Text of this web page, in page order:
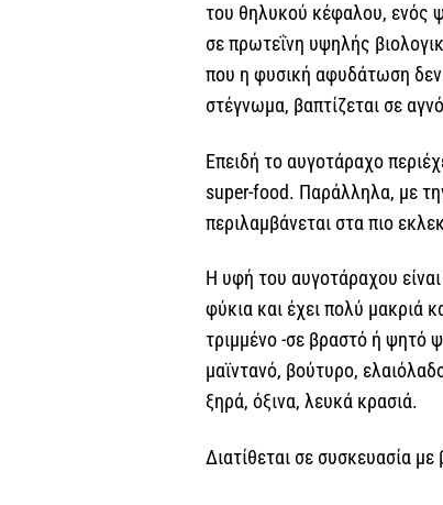
του θηλυκού κέφαλου, ενός
σε πρωτεΐνη υψηλής
που η φυσική αφυδάτωση δεν
στέγνωμα, βαπτίζεται σε
Επειδή το αυγοτάραχο
super-food. Παράλληλα, με
περιλαμβάνεται στα πιο
Η υφή του αυγοτάραχου
φύκια και έχει πολύ μακριά
τριμμένο -σε βραστό ή ψητό
μαϊντανό, βούτυρο,
ξηρά, όξινα, λευκά κρασιά.
Διατίθεται σε συσκευασία